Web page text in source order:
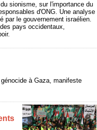
sionisme, sur l'importance du
d'ONG. Une analyse
par le gouvernement israélien.
pays occidentaux,
à Gaza, manifeste